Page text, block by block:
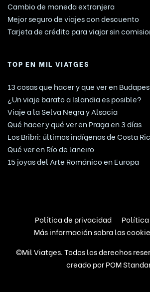
Cambio de moneda extranjera
Mejor seguro de viajes con descuento
Tarjeta de crédito para viajar sin
TOP EN MIL VIATGES
13 cosas que hacer y que ver en
¿Un viaje barato a Islandia es posible?
Viaje a la Selva Negra y Alsacia
Qué hacer y qué ver en Praga en 3 días
Los Bribri: últimos indígenas de Costa
Qué ver en Río de Janeiro
15 joyas del Arte Románico en Europa
Política de privacidad
Más información sobra las
©Mil Viatges. Todos los derechos
creado porPOM